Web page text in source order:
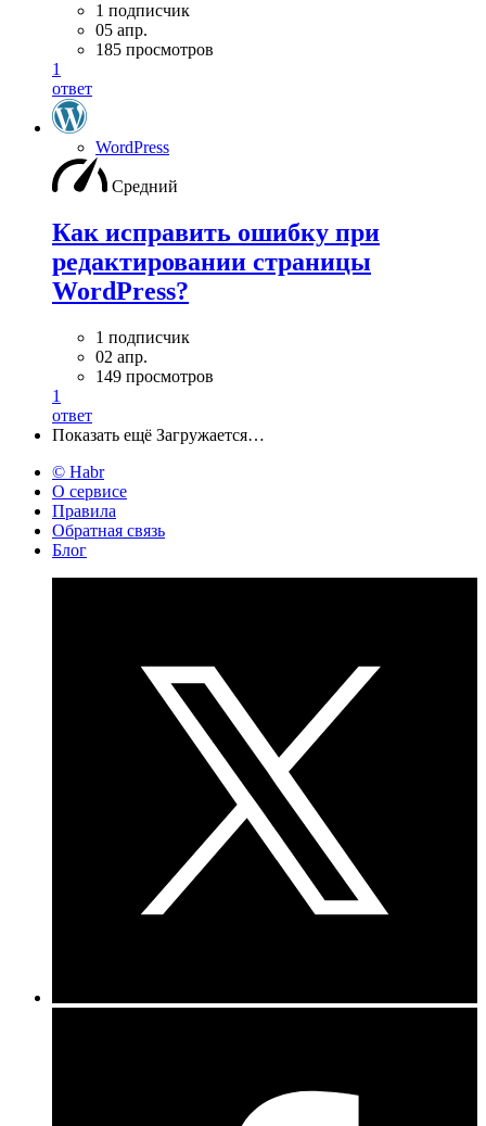
1 подписчик
05 апр.
185 просмотров
1
ответ
WordPress
Средний
Как исправить ошибку при
редактировании страницы
WordPress?
1 подписчик
02 апр.
149 просмотров
1
ответ
Показать ещё Загружается…
© Habr
О сервисе
Правила
Обратная связь
Блог